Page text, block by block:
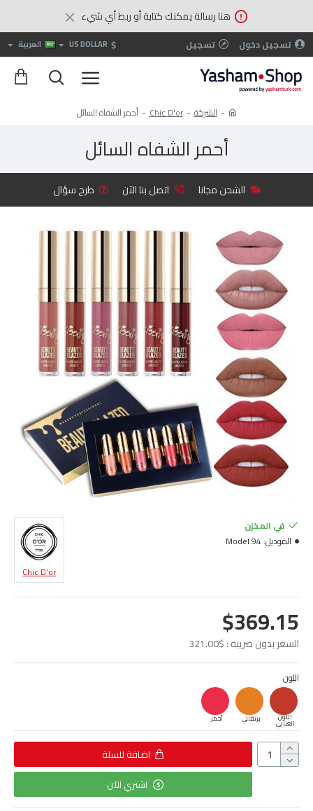
هنا رسالة يمكنك كتابة أو ربط أي شيء
تسجيل دخول تسجيل $
US DOLLAR العربية
الشركة Chic D'or أحمر الشفاه السائل
أحمر الشفاه السائل
الشحن مجانا اتصل بنا الآن طرح سؤال
$369.15
السعر بدون ضريبة : $321.00
في المخزن
الموديل: Model 94
Chic D'or
اللون
اللون
العنابي برتقالي أحمر
اضافة للسلة
اشتري الآن